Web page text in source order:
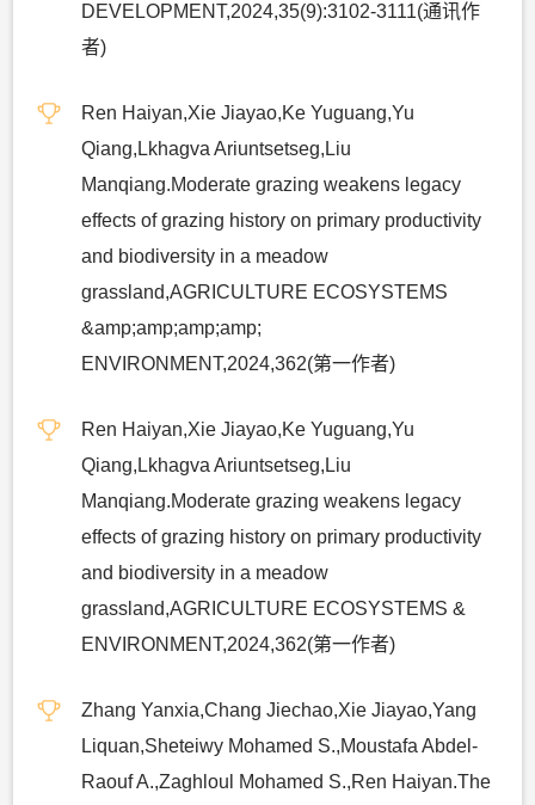
DEVELOPMENT,2024,35(9):3102-3111(通讯作
者)
Ren Haiyan,Xie Jiayao,Ke Yuguang,Yu
Qiang,Lkhagva Ariuntsetseg,Liu
Manqiang.Moderate grazing weakens legacy
effects of grazing history on primary productivity
and biodiversity in a meadow
grassland,AGRICULTURE ECOSYSTEMS
&amp;amp;amp;amp;
ENVIRONMENT,2024,362(第一作者)
Ren Haiyan,Xie Jiayao,Ke Yuguang,Yu
Qiang,Lkhagva Ariuntsetseg,Liu
Manqiang.Moderate grazing weakens legacy
effects of grazing history on primary productivity
and biodiversity in a meadow
grassland,AGRICULTURE ECOSYSTEMS &
ENVIRONMENT,2024,362(第一作者)
Zhang Yanxia,Chang Jiechao,Xie Jiayao,Yang
Liquan,Sheteiwy Mohamed S.,Moustafa Abdel-
Raouf A.,Zaghloul Mohamed S.,Ren Haiyan.The